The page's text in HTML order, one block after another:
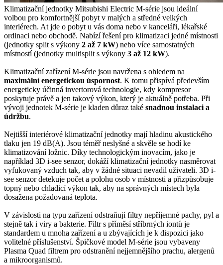
Klimatizační jednotky Mitsubishi Electric M-série jsou ideální
volbou pro komfortnější pobyt v malých a středné velkých
interiérech. At jde o pobyt u vás doma nebo v kanceláři, lékařské
ordinaci nebo obchodě. Nabízí řešení pro klimatizaci jedné místnosti
(jednotky split s výkony 2 až 7 kW) nebo více samostatných
místností (jednotky multisplit s výkony 3 až 12 kW).
Klimatizační zařízení M-série jsou navržena s ohledem na
maximální energetickou úspornost. K tomu přispívá především
energeticky účinná invertorová technologie, kdy kompresor
poskytuje právě a jen takový výkon, který je aktuálně potřeba. Při
vývoji jednotek M-série je kladen důraz také snadnou instalaci a
údržbu.
Nejtišší interiérové klimatizační jednotky mají hladinu akustického
tlaku jen 19 dB(A). Jsou téměř neslyšné a skvěle se hodí ke
klimatizování ložnic. Díky technologickým inovacím, jako je
například 3D i-see senzor, dokáží klimatizační jednotky nasměrovat
vyfukovaný vzduch tak, aby v žádné situaci nevadil uživateli. 3D i-
see senzor detekuje počet a polohu osob v místnosti a přizpůsobuje
topný nebo chladicí výkon tak, aby na správných místech byla
dosažena požadovaná teplota.
V závislosti na typu zařízení odstraňují filtry nepříjemné pachy, pyl a
stejně tak i viry a bakterie. Filtr s příměsí stříbrných iontů je
standardem u mnoha zařízení a u zbývajících je k dispozici jako
volitelné příslušenství. Špičkové model M-série jsou vybaveny
Plasma Quad filtrem pro odstranění nejjemnějšího prachu, alergenů
a mikroorganismů.